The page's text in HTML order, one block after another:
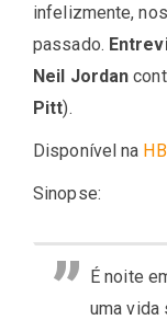
infelizmente,
passado.
Neil Jordan
Pitt).
Disponível na
Sinopse:
É noite
uma vida